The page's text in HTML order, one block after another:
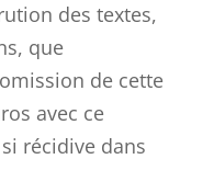
des textes,
que
de cette
avec ce
récidive dans